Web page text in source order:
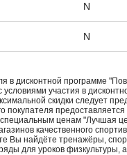
N
N
в дисконтной программе
условиями участия в
скидки следует
покупателя
ценам "Лучшая
качественного
Вы найдёте тренажёры,
для уроков физкультуры,